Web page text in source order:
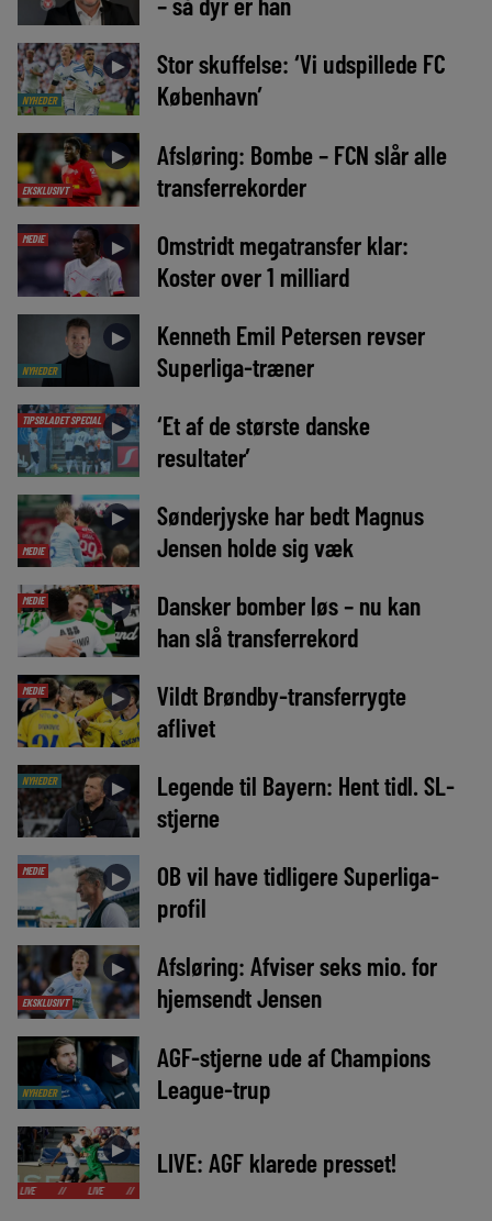
NYHEDER
►
Stor skuffelse: ‘Vi udspillede FC
København’
EKSKLUSIVT
►
Afsløring: Bombe – FCN slår alle
transferrekorder
MEDIE ►
Omstridt megatransfer klar:
Koster over 1 milliard
NYHEDER
►
Kenneth Emil Petersen revser
Superliga-træner
TIPSBLADET SPECIAL ►
‘Et af de største danske
resultater’
MEDIE
►
Sønderjyske har bedt Magnus
Jensen holde sig væk
MEDIE ►
Dansker bomber løs – nu kan
han slå transferrekord
MEDIE ►
Vildt Brøndby-transferrygte
aflivet
NYHEDER ►
Legende til Bayern: Hent tidl. SL-
stjerne
MEDIE ►
OB vil have tidligere Superliga-
profil
EKSKLUSIVT
►
Afsløring: Afviser seks mio. for
hjemsendt Jensen
NYHEDER
►
AGF-stjerne ude af Champions
League-trup
►
LIVE // LIVE //
LIVE: AGF klarede presset!